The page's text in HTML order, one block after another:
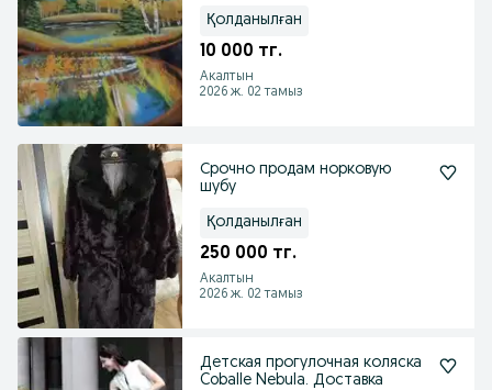
Қолданылған
10 000 тг.
Акалтын
2026 ж. 02 тамыз
Срочно продам норковую
шубу
Қолданылған
250 000 тг.
Акалтын
2026 ж. 02 тамыз
Детская прогулочная коляска
Coballe Nebula. Доставка